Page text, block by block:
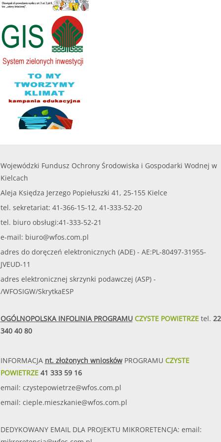
........
czytaj więcej...
Maksymalna kwota dofinansowania na jedno
przedsięwzięcie objęte wnioskiem nie może
przekroczyć8 000,00 zł.
......
czytaj więcej...
Wojewódzki Fundusz Ochrony Środowiska i Gospodarki Wodnej w
Kielcach
Aleja Księdza Jerzego Popiełuszki 41, 25-155 Kielce
tel. sekretariat: 41-366-15-12, 41-333-52-20
tel. biuro obsługi:41-333-52-21
e-mail: biuro@wfos.com.pl
adres do doręczeń elektronicznych (ADE) - AE:PL-80497-31955-
JVEUD-11
adres elektronicznej skrzynki podawczej (ASP) -
/WFOSIGW/SkrytkaESP
OGÓLNOPOLSKA INFOLINIA PROGRAMUCZYSTE POWIETRZEtel. 22
340 40 80
INFORMACJA nt. złożonych wnioskówPROGRAMU CZYSTE
POWIETRZE41 333 59 16
email: czystepowietrze@wfos.com.pl
email: cieple.mieszkanie@wfos.com.pl
DEDYKOWANY EMAIL DLA PROJEKTU MIKRORETENCJA: email: